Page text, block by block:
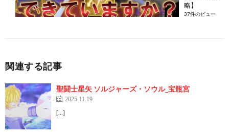
略】
37件のビュー
関連する記事
聖闘士星矢 ソルジャーズ・ソウル_宝瓶宮
2025.11.19
[…]